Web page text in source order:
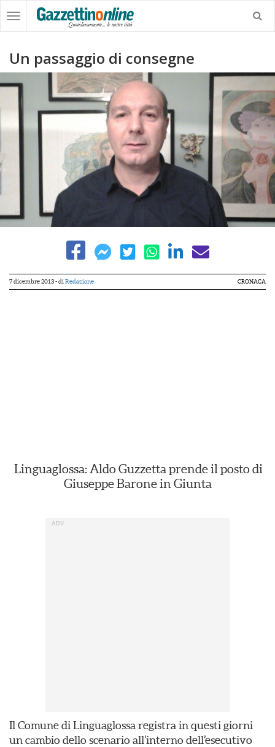
Un passaggio di consegne
7 dicembre 2013- di Redazione CRONACA
Linguaglossa: Aldo Guzzetta prende il posto di
Giuseppe Barone in Giunta
Il Comune di Linguaglossa registra in questi giorni
un cambio dello scenario all’interno dell’esecutivo